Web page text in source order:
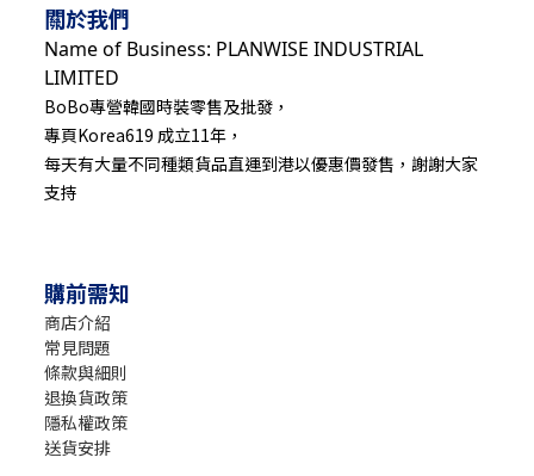
關於我們
Name of Business: PLANWISE INDUSTRIAL
LIMITED
BoBo專營韓國時裝零售及批發，
專頁Korea619 成立11年，
每天有大量不同種類貨品直運到港以優惠價發售，謝謝大家
支持
購前需知
商店介紹
常見問題
條款與細則
退換貨政策
隱私權政策
送貨安排